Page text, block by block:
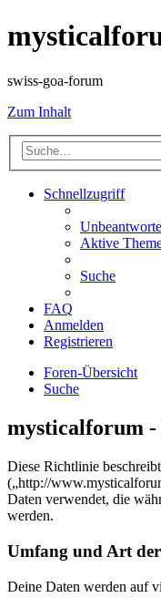
swiss-goa-forum
Zum Inhalt
Schnellzugriff
Aktive
Suche
FAQ
Anmelden
Registrieren
Foren-Übersicht
Suche
mysticalforum
Diese Richtlinie
(„http://
Daten verwendet, die
werden.
Umfang und Art
Deine Daten werden auf